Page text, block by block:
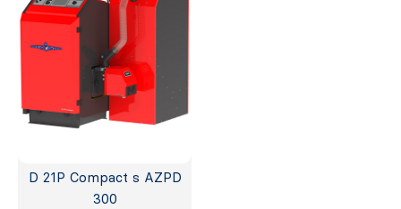
D 21P Compact s AZPD
300